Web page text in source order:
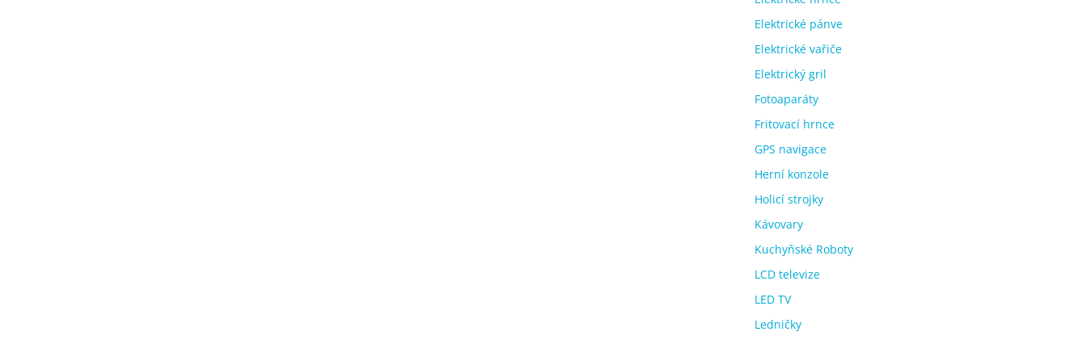
Elektrické pánve
Elektrické vařiče
Elektrický gril
Fotoaparáty
Fritovací hrnce
GPS navigace
Herní konzole
Holicí strojky
Kávovary
Kuchyňské Roboty
LCD televize
LED TV
Ledničky